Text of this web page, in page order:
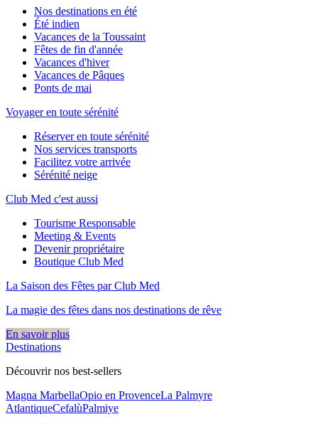
Nos destinations en été
Été indien
Vacances de la Toussaint
Fêtes de fin d'année
Vacances d'hiver
Vacances de Pâques
Ponts de mai
Voyager en toute sérénité
Réserver en toute sérénité
Nos services transports
Facilitez votre arrivée
Sérénité neige
Club Med c'est aussi
Tourisme Responsable
Meeting & Events
Devenir propriétaire
Boutique Club Med
La Saison des Fêtes par Club Med
La magie des fêtes dans nos destinations de rêve​
En savoir plus
Destinations
Découvrir nos best-sellers
Magna MarbellaOpio en ProvenceLa Palmyre
AtlantiqueCefalùPalmiye